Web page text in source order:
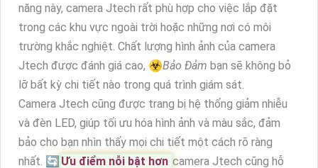
năng này, camera Jtech rất phù hợp cho việc lắp đặt
trong các khu vực ngoài trời hoặc những nơi có môi
trường khắc nghiệt. Chất lượng hình ảnh của camera
Jtech được đánh giá cao, ☣️Bảo Đảm bạn sẽ không bỏ
lỡ bất kỳ chi tiết nào trong quá trình giám sát.
Camera Jtech cũng được trang bị hệ thống giảm nhiễu
và đèn LED, giúp tối ưu hóa hình ảnh và màu sắc, đảm
bảo cho bạn nhìn thấy mọi chi tiết một cách rõ ràng
nhất. 🔄 Ưu điểm nỗi bật hơn camera Jtech cũng hỗ